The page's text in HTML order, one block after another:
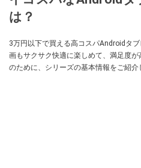
は？
3万円以下で買える高コスパAndroidタ
画もサクサク快適に楽しめて、満足度
のために、シリーズの基本情報をご紹介